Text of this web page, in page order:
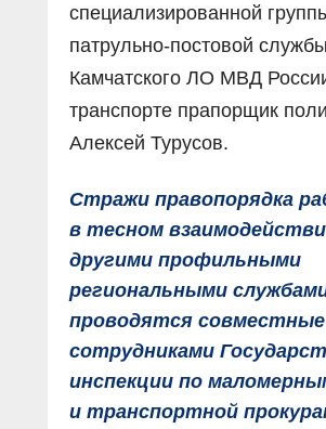
специализированной
патрульно-постовой службы
Камчатского ЛО МВД
транспорте прапорщик
Алексей Турусов.
Стражи правопорядка
в тесном
другими профильными
региональными
проводятся
сотрудниками
инспекции по
и транспортной